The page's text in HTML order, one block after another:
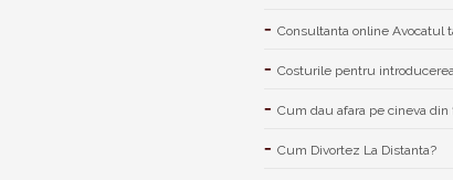
Consultanta online Avocatul
Costurile pentru
Cum dau afara pe cineva din
Cum Divortez La Distanta?